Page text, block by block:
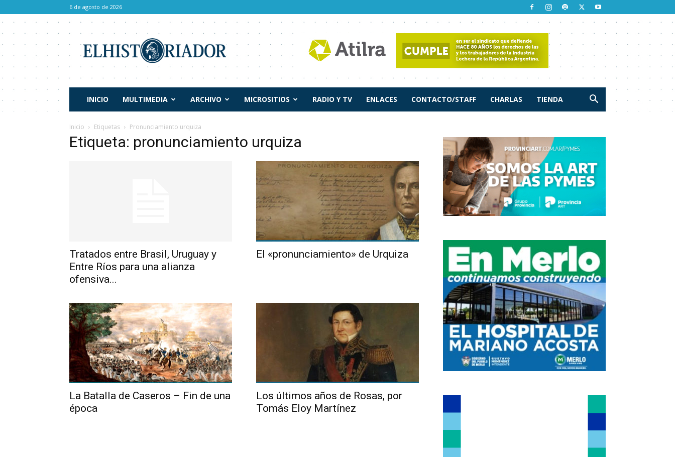
6 de agosto de 2026
Historiador
INICIO MULTIMEDIA ARCHIVO MICROSITIOS RADIO Y TV ENLACES CONTACTO/STAFF CHARLAS TIENDA
Inicio Etiquetas Pronunciamiento urquiza
Etiqueta: pronunciamiento urquiza
Tratados entre Brasil, Uruguay y
Entre Ríos para una alianza
ofensiva...
El «pronunciamiento» de Urquiza
La Batalla de Caseros – Fin de una
época
Los últimos años de Rosas, por
Tomás Eloy Martínez